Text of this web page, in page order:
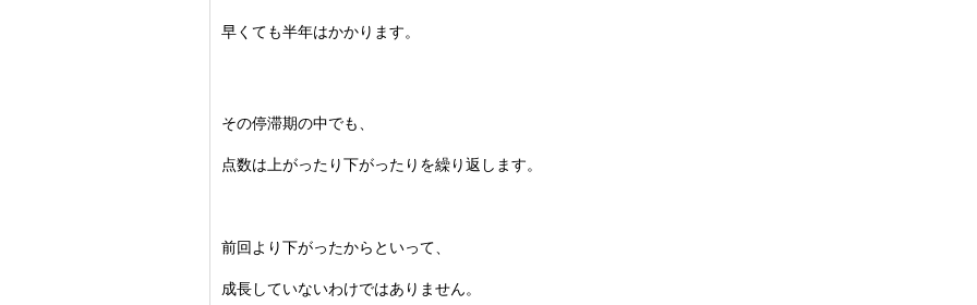
早くても半年はかかります。
その停滞期の中でも、
点数は上がったり下がったりを繰り返します。
前回より下がったからといって、
成長していないわけではありません。